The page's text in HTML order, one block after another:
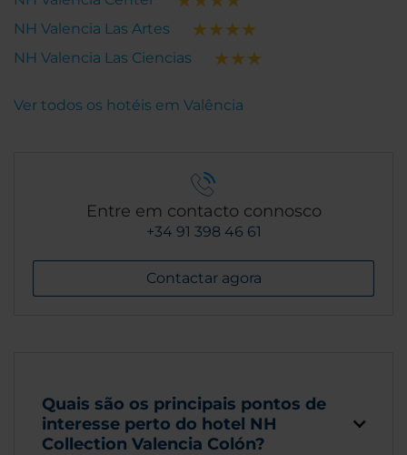
NH Valencia Las Artes
NH Valencia Las Ciencias
Ver todos os hotéis em Valência
Entre em contacto connosco
+34 91 398 46 61
Contactar agora
Quais são os principais pontos de
interesse perto do hotel NH
Collection Valencia Colón?